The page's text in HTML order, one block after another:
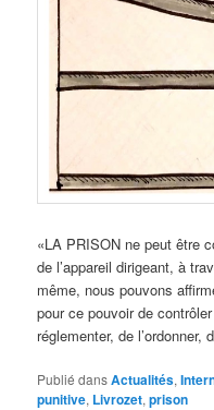
«LA PRISON ne peut être
de l’appareil dirigeant, à
même, nous pouvons
pour ce pouvoir de
réglementer, de
Publié dansActualités,
punitive, Livrozet,prison